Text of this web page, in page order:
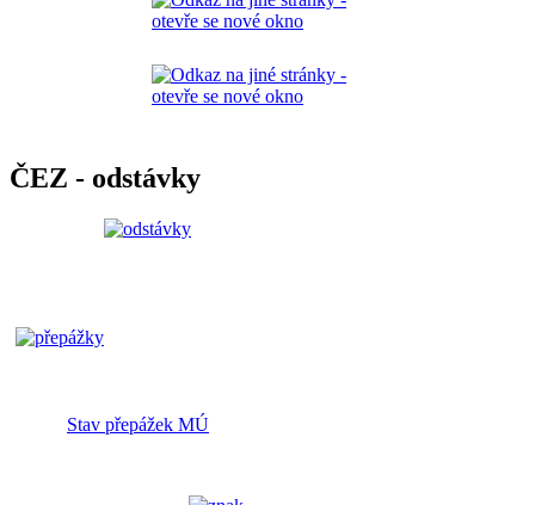
ČEZ - odstávky
Stav přepážek MÚ